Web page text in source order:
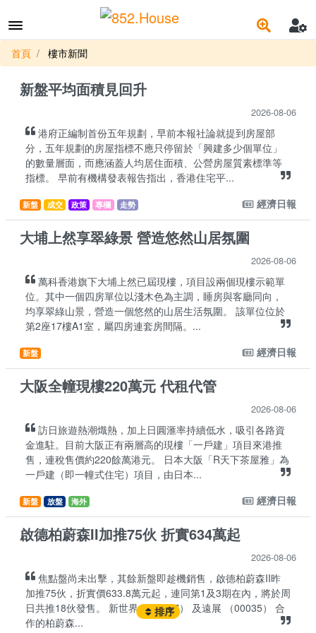
首頁 樓市新聞
新盤平均面積見回升
2026-08-06
港府正編制首份五年規劃，早前本報社論就提到房屋部
分，五年規劃的房屋指標不應只停留於「興建多少個單位」
的數量層面，而應涵蓋人均居住面積、公營房屋質素標準等
指標。 早前有機構發表報告指出，香港住宅平...
新盤 成交 政策 專欄 走勢 經濟日報
大埔上然享翠綠景 營造悠然山居氛圍
2026-08-06
萬科香港旗下大埔上然已屆現樓，項目設兩個現樓示範單
位。其中一個四房單位以淺木色為主調，睡房與客廳同向，
均享翠綠山景，營造一個悠然的山居生活氛圍。 該單位位於
第2座17樓A1室，屬四房連套房間隔。...
新盤 經濟日報
大阪全幢現樓220萬元 代租代管
2026-08-06
訪日旅遊熱潮熾熱，加上日圓滙率持續低水，吸引各路資
金進駐。目前大阪正有兩層高的現樓「一戶建」項目來港推
售，連稅售價約220餘萬港元。 日本大阪「R天下茶屋雅」為
一戶建（即一幢式住宅）項目，由日本...
新盤 放盤 海外 經濟日報
啟德柏蔚森II加推75伙 折實634萬起
2026-08-06
焦點盤尚未出擊，其餘新盤即趁機銷售，啟德柏蔚森II昨
加推75伙，折實價633.8萬元起，連同第1及3期在內，將於周
日共推18伙發售。 新世界 （00017） 及遠展 （00035） 合
作的柏蔚森...
排序